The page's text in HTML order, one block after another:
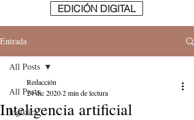
EDICIÓN DIGITAL
Entrada
All Posts
logistica
All Posts
Inteligencia artificial
Redacción
24 dic 20202 min de lectura